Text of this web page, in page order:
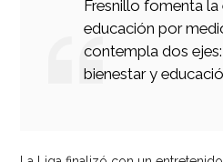
Fresnillo fomenta
educación por
contempla dos
bienestar y